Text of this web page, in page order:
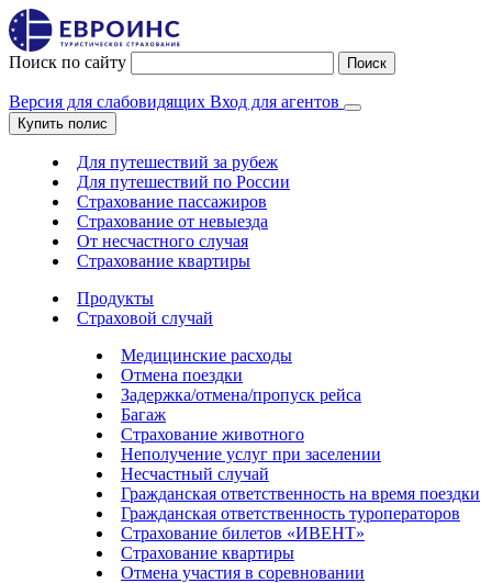
Поиск по сайту Поиск
Версия для слабовидящих Вход для агентов
Купить полис
Для путешествий за рубеж
Для путешествий по России
Страхование пассажиров
Страхование от невыезда
От несчастного случая
Страхование квартиры
Продукты
Страховой случай
Медицинские расходы
Отмена поездки
Задержка/отмена/пропуск рейса
Багаж
Страхование животного
Неполучение услуг при заселении
Несчастный случай
Гражданская ответственность на время поездки
Гражданская ответственность туроператоров
Страхование билетов «ИВЕНТ»
Страхование квартиры
Отмена участия в соревновании